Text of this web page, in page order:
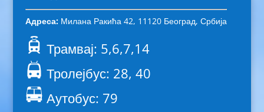
Адреса:Милана Ракића 42, 11120 Београд, Србија
Трамвај: 5,6,7,14
Тролејбус: 28, 40
Аутобус: 79